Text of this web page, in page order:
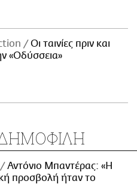
Οι ταινίες πριν και
«Οδύσσεια»
Αντόνιο Μπαντέρας: «Η
προσβολή ήταν το